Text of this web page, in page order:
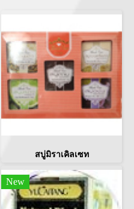
สบู่มิราเคิลเซท
New